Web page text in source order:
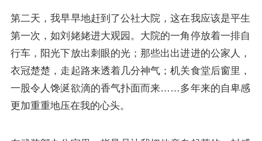
第二天，我早早地赶到了公社大院，这在我应该是平生
第一次，如刘姥姥进大观园。大院的一角停放着一排自
行车，阳光下放出刺眼的光；那些出出进进的公家人，
衣冠楚楚，走起路来透着几分神气；机关食堂后窗里，
一股令人馋涎欲滴的香气扑面而来……多年来的自卑感
更加重重地压在我的心头。